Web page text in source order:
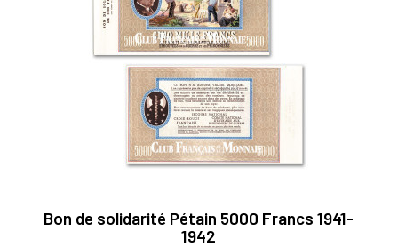
Bon de solidarité Pétain 5000 Francs 1941-
1942